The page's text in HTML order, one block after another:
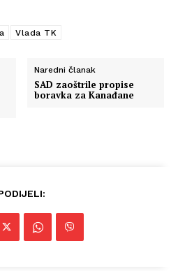
Vlada TK
Naredni članak
SAD zaoštrile propise
boravka za Kanađane